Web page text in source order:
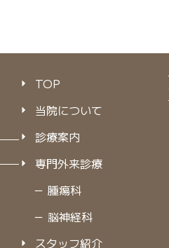
TOP
当院について
診療案内
専門外来診療
－ 腫瘍科
－ 脳神経科
スタッフ紹介